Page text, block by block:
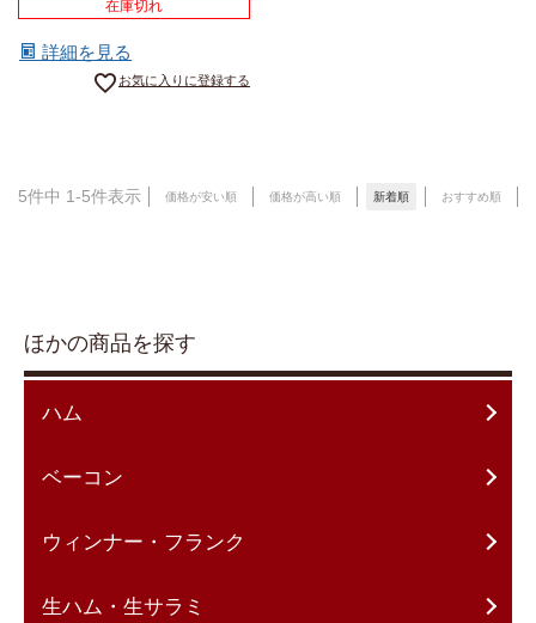
在庫切れ
詳細を見る
お気に入りに登録する
価格が安い順 価格が高い順 新着順 おすすめ順
5件中 1-5件表示
ほかの商品を探す
ハム
ベーコン
ウィンナー・フランク
生ハム・生サラミ